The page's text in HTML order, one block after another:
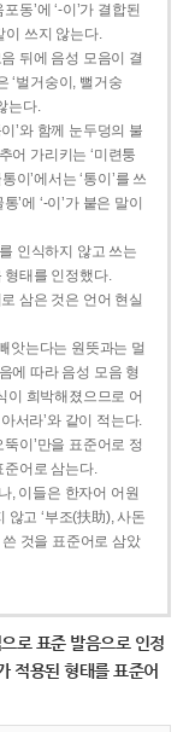
동’에 ‘-이’가 결합된
이 쓰지 않는다.
뒤에 음성 모음이 결
‘벌거숭이, 뻘거숭
는다.
’와 함께 눈두덩의 불
어 가리키는 ‘미련퉁
이’에서는 ‘통이’를 쓰
’에 ‘-이’가 붙은 말이
인식하지 않고 쓰는
형태를 인정했다.
삼은 것은 언어 현실
앗는다는 원뜻과는 멀
에 따라 음성 모음 형
이 희박해졌으므로 어
서라’와 같이 적는다.
이’만을 표준어로 정
준어로 삼는다.
, 이들은 한자어 어원
고 ‘부조(扶助), 사돈
것을 표준어로 삼았
로 표준 발음으로 인정
적용된 형태를 표준어